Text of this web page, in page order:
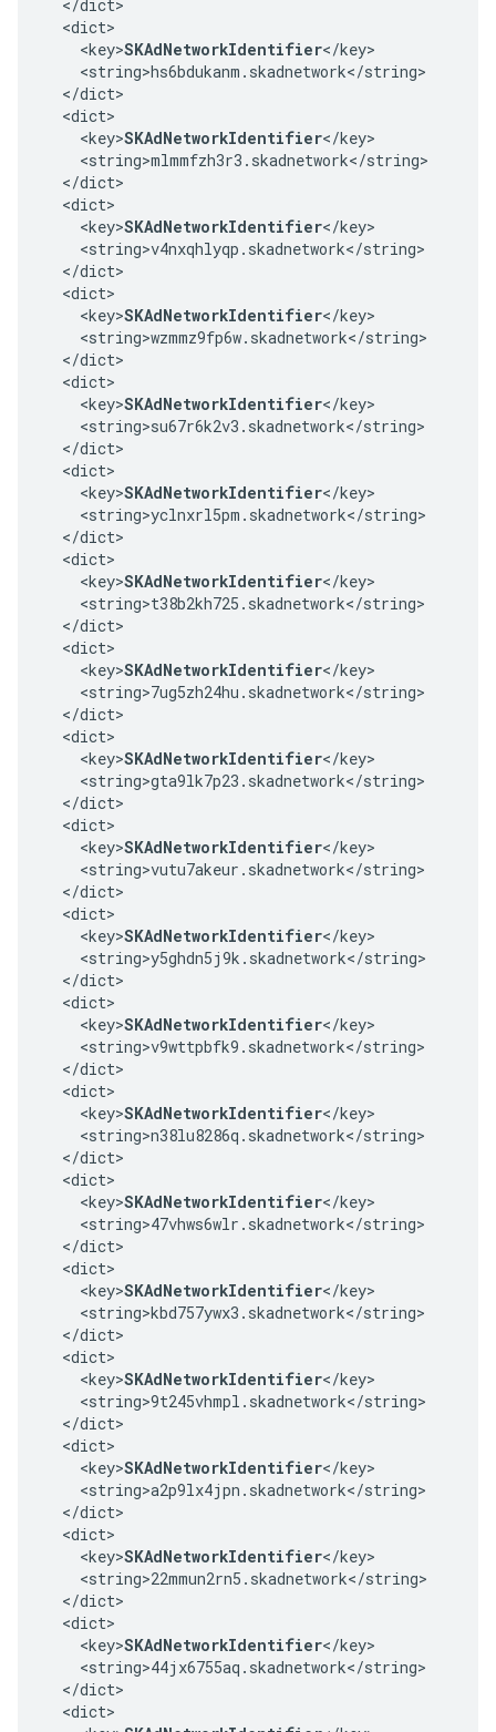
  </dict>
  <dict>
    <key>
SKAdNetworkIdentifier</key>
    <string>hs6bdukanm.skadnetwork</string>
  </dict>
  <dict>
    <key>
SKAdNetworkIdentifier</key>
    <string>mlmmfzh3r3.skadnetwork</string>
  </dict>
  <dict>
    <key>
SKAdNetworkIdentifier</key>
    <string>v4nxqhlyqp.skadnetwork</string>
  </dict>
  <dict>
    <key>
SKAdNetworkIdentifier</key>
    <string>wzmmz9fp6w.skadnetwork</string>
  </dict>
  <dict>
    <key>
SKAdNetworkIdentifier</key>
    <string>su67r6k2v3.skadnetwork</string>
  </dict>
  <dict>
    <key>
SKAdNetworkIdentifier</key>
    <string>yclnxrl5pm.skadnetwork</string>
  </dict>
  <dict>
    <key>
SKAdNetworkIdentifier</key>
    <string>t38b2kh725.skadnetwork</string>
  </dict>
  <dict>
    <key>
SKAdNetworkIdentifier</key>
    <string>7ug5zh24hu.skadnetwork</string>
  </dict>
  <dict>
    <key>
SKAdNetworkIdentifier</key>
    <string>gta9lk7p23.skadnetwork</string>
  </dict>
  <dict>
    <key>
SKAdNetworkIdentifier</key>
    <string>vutu7akeur.skadnetwork</string>
  </dict>
  <dict>
    <key>
SKAdNetworkIdentifier</key>
    <string>y5ghdn5j9k.skadnetwork</string>
  </dict>
  <dict>
    <key>
SKAdNetworkIdentifier</key>
    <string>v9wttpbfk9.skadnetwork</string>
  </dict>
  <dict>
    <key>
SKAdNetworkIdentifier</key>
    <string>n38lu8286q.skadnetwork</string>
  </dict>
  <dict>
    <key>
SKAdNetworkIdentifier</key>
    <string>47vhws6wlr.skadnetwork</string>
  </dict>
  <dict>
    <key>
SKAdNetworkIdentifier</key>
    <string>kbd757ywx3.skadnetwork</string>
  </dict>
  <dict>
    <key>
SKAdNetworkIdentifier</key>
    <string>9t245vhmpl.skadnetwork</string>
  </dict>
  <dict>
    <key>
SKAdNetworkIdentifier</key>
    <string>a2p9lx4jpn.skadnetwork</string>
  </dict>
  <dict>
    <key>
SKAdNetworkIdentifier</key>
    <string>22mmun2rn5.skadnetwork</string>
  </dict>
  <dict>
    <key>
SKAdNetworkIdentifier</key>
    <string>44jx6755aq.skadnetwork</string>
  </dict>
  <dict>